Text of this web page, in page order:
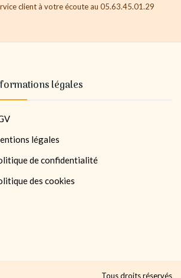
client à votre écoute au 05.63.45.01.29
légales
légales
de confidentialité
des cookies
Tous droits réservés